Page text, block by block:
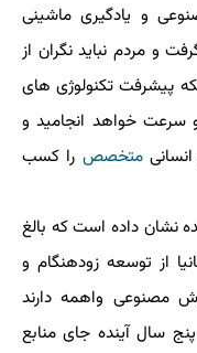
و یادگیری ماشینی
و مردم نباید نگران از
پیشرفت تكنولوژی های
سرعت خواهد انجامید و
متخصص را كسب
نشان داده است كه بالغ
از توسعه زودهنگام و
مصنوعی واهمه دارند
سال آینده جای منابع